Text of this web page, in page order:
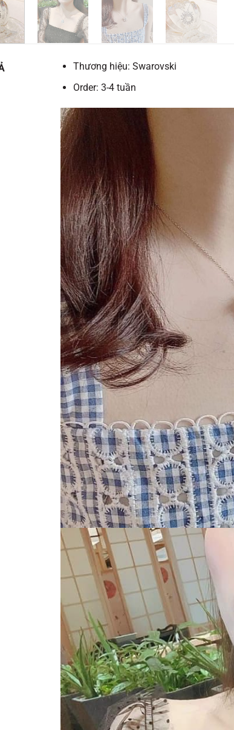
Thương hiệu: Swarovski
Order: 3-4 tuần